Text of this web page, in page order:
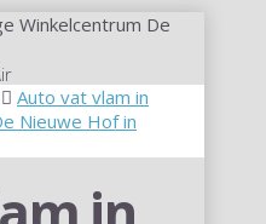
Auto vat vlam in
Nieuwe Hof in